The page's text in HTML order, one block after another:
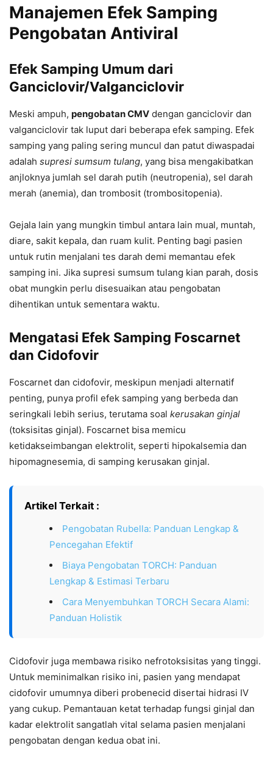
Manajemen Efek Samping
Pengobatan Antiviral
Efek Samping Umum dari
Ganciclovir/Valganciclovir
Meski ampuh, pengobatan CMV dengan ganciclovir dan
valganciclovir tak luput dari beberapa efek samping. Efek
samping yang paling sering muncul dan patut diwaspadai
adalah supresi sumsum tulang, yang bisa mengakibatkan
anjloknya jumlah sel darah putih (neutropenia), sel darah
merah (anemia), dan trombosit (trombositopenia).
Gejala lain yang mungkin timbul antara lain mual, muntah,
diare, sakit kepala, dan ruam kulit. Penting bagi pasien
untuk rutin menjalani tes darah demi memantau efek
samping ini. Jika supresi sumsum tulang kian parah, dosis
obat mungkin perlu disesuaikan atau pengobatan
dihentikan untuk sementara waktu.
Mengatasi Efek Samping Foscarnet
dan Cidofovir
Foscarnet dan cidofovir, meskipun menjadi alternatif
penting, punya profil efek samping yang berbeda dan
seringkali lebih serius, terutama soal kerusakan ginjal
(toksisitas ginjal). Foscarnet bisa memicu
ketidakseimbangan elektrolit, seperti hipokalsemia dan
hipomagnesemia, di samping kerusakan ginjal.
Artikel Terkait :
Pengobatan Rubella: Panduan Lengkap &
Pencegahan Efektif
Biaya Pengobatan TORCH: Panduan
Lengkap & Estimasi Terbaru
Cara Menyembuhkan TORCH Secara Alami:
Panduan Holistik
Cidofovir juga membawa risiko nefrotoksisitas yang tinggi.
Untuk meminimalkan risiko ini, pasien yang mendapat
cidofovir umumnya diberi probenecid disertai hidrasi IV
yang cukup. Pemantauan ketat terhadap fungsi ginjal dan
kadar elektrolit sangatlah vital selama pasien menjalani
pengobatan dengan kedua obat ini.